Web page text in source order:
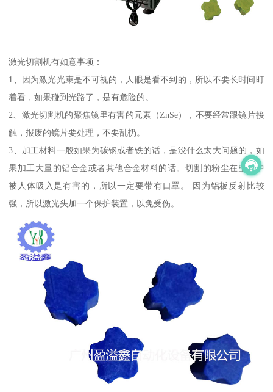
激光切割机有如意事项：
1、因为激光光束是不可视的，人眼是看不到的，所以不要长时间盯
着看，如果碰到光路了，是有危险的。
2、激光切割机的聚焦镜里有害的元素（ZnSe），不要经常跟镜片接
触，报废的镜片要处理，不要乱扔。
3、加工材料一般如果为碳钢或者铁的话，是没什么太大问题的，如
果加工大量的铝合金或者其他合金材料的话。切割的粉尘在空气中
被人体吸入是有害的，所以一定要带有口罩。 因为铝板反射比较
强，所以激光头加一个保护装置，以免受伤。